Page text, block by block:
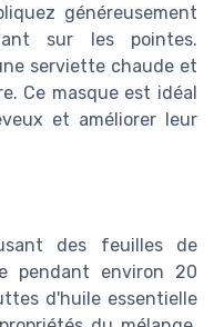
généreusement
sur les pointes.
serviette chaude et
Ce masque est idéal
et améliorer leur
des feuilles de
pendant environ 20
d'huile essentielle